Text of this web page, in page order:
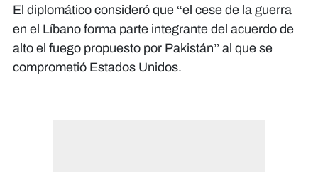
El diplomático consideró que “el cese de la guerra
en el Líbano forma parte integrante del acuerdo de
alto el fuego propuesto por Pakistán” al que se
comprometió Estados Unidos.